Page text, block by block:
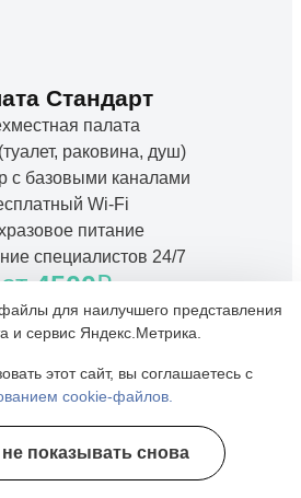
Стандарт
палата
раковина, душ)
с базовыми каналами
Wi-Fi
питание
специалистов 24/7
от4500₽
Заказать
Полезные курсы
для наилучшего представления
и сервис Яндекс.Метрика.
этот сайт, вы соглашаетесь с
cookie-файлов.
показывать снова